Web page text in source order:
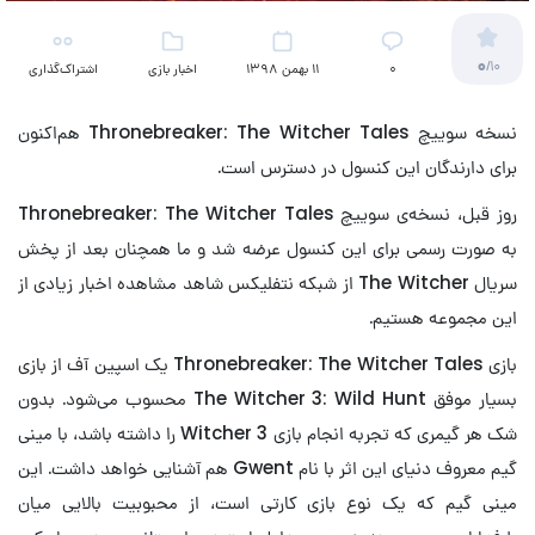
0/10 ۰ 11 بهمن 1398 اخبار بازی اشتراک‌گذاری
نسخه سوییچ Thronebreaker: The Witcher Tales هم‌اکنون
برای دارندگان این کنسول در دسترس است.
روز قبل، نسخه‌‍‌ی سوییچ Thronebreaker: The Witcher Tales
به صورت رسمی برای این کنسول عرضه شد و ما همچنان بعد از پخش
سریال The Witcher از شبکه نتفلیکس شاهد مشاهده اخبار زیادی از
این مجموعه هستیم.
بازی Thronebreaker: The Witcher Tales یک اسپین آف از بازی
بسیار موفق The Witcher 3: Wild Hunt محسوب می‌شود. بدون
شک هر گیمری که تجربه انجام بازی Witcher 3 را داشته باشد، با مینی
گیم معروف دنیای این اثر با نام Gwent هم آشنایی خواهد داشت. این
مینی گیم که یک نوع بازی کارتی است، از محبوبیت بالایی میان